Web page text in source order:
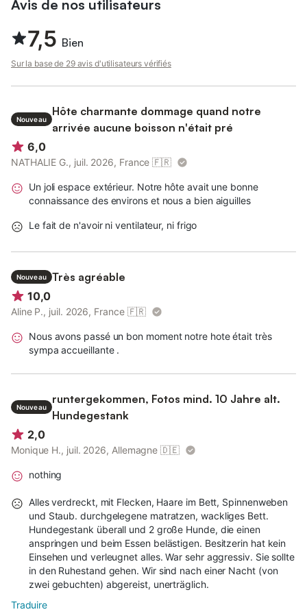
Avis de nos utilisateurs
7,5 Bien
Sur la base de 29 avis d'utilisateurs vérifiés
Nouveau
Hôte charmante dommage quand notre
arrivée aucune boisson n'était pré
6,0
NATHALIE G., juil. 2026, France 🇫🇷
Un joli espace extérieur. Notre hôte avait une bonne
connaissance des environs et nous a bien aiguilles
Le fait de n'avoir ni ventilateur, ni frigo
Nouveau
Très agréable
10,0
Aline P., juil. 2026, France 🇫🇷
Nous avons passé un bon moment notre hote était très
sympa accueillante .
Nouveau
runtergekommen, Fotos mind. 10 Jahre alt.
Hundegestank
2,0
Monique H., juil. 2026, Allemagne 🇩🇪
nothing
Alles verdreckt, mit Flecken, Haare im Bett, Spinnenweben
und Staub. durchgelegene matratzen, wackliges Bett.
Hundegestank überall und 2 große Hunde, die einen
anspringen und beim Essen belästigen. Besitzerin hat kein
Einsehen und verleugnet alles. War sehr aggressiv. Sie sollte
in den Ruhestand gehen. Wir sind nach einer Nacht (von
zwei gebuchten) abgereist, unerträglich.
Traduire